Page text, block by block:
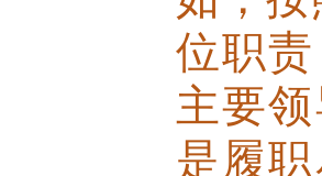
位职
主要
是履